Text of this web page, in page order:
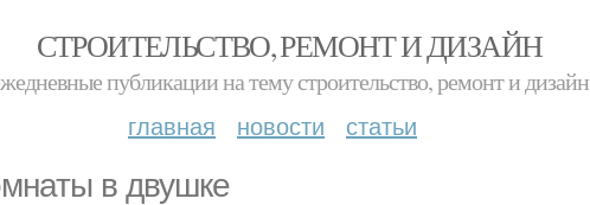
СТРОИТЕЛЬСТВО, РЕМОНТ И ДИЗАЙН
публикации на тему строительство, ремонт и дизайн
главная новости статьи
в двушке